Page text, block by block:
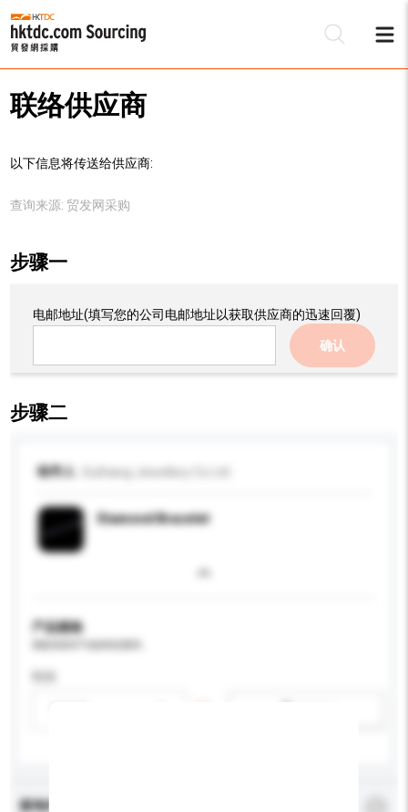
联络供应商
以下信息将传送给供应商:
查询来源: 贸发网采购
步骤一
电邮地址(填写您的公司电邮地址以获取供应商的迅速回覆)
确认
步骤二
收件人
Diamond Bracelet
产品规格
查询内容